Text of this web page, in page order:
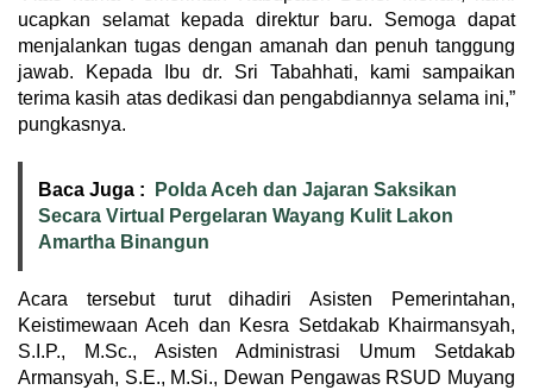
ucapkan selamat kepada direktur baru. Semoga dapat
menjalankan tugas dengan amanah dan penuh tanggung
jawab. Kepada Ibu dr. Sri Tabahhati, kami sampaikan
terima kasih atas dedikasi dan pengabdiannya selama ini,”
pungkasnya.
Baca Juga :
Polda Aceh dan Jajaran Saksikan
Secara Virtual Pergelaran Wayang Kulit Lakon
Amartha Binangun
Acara tersebut turut dihadiri Asisten Pemerintahan,
Keistimewaan Aceh dan Kesra Setdakab Khairmansyah,
S.I.P., M.Sc., Asisten Administrasi Umum Setdakab
Armansyah, S.E., M.Si., Dewan Pengawas RSUD Muyang